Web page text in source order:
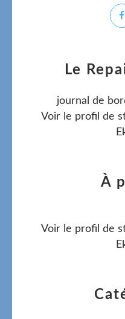
Le
journal de
Voir le profil de
À
Voir le profil de